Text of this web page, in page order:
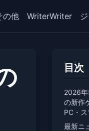
の他 WriterWriter
目次
2026
の新作
PC・ス
最新ニ